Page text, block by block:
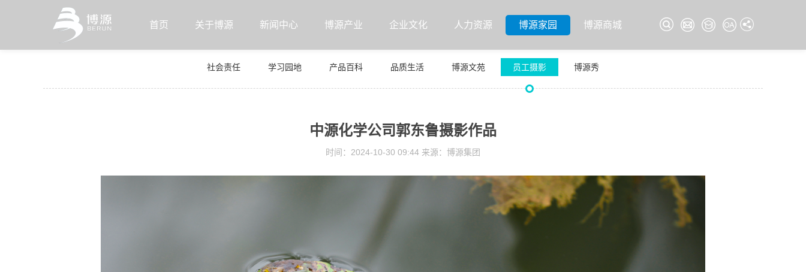
首页 关于博源 新闻中心 博源产业 企业文化 人力资源 博源家园 博源商城
社会责任 学习园地 产品百科 品质生活 博源文苑 员工摄影 博源秀
中源化学公司郭东鲁摄影作品
时间：2024-10-30 09:44 来源：博源集团